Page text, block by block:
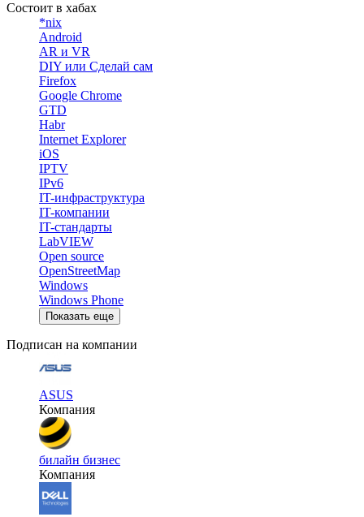
Состоит в хабах
*nix
Android
AR и VR
DIY или Сделай сам
Firefox
Google Chrome
GTD
Habr
Internet Explorer
iOS
IPTV
IPv6
IT-инфраструктура
IT-компании
IT-стандарты
LabVIEW
Open source
OpenStreetMap
Windows
Windows Phone
Показать еще
Подписан на компании
ASUS
Компания
билайн бизнес
Компания